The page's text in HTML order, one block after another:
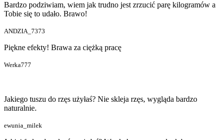
Bardzo podziwiam, wiem jak trudno jest zrzucić parę kilogramów a
Tobie się to udało. Brawo!
ANDZIA_7373
Piękne efekty! Brawa za ciężką pracę
Werka777
Jakiego tuszu do rzęs użyłaś? Nie skleja rzęs, wygląda bardzo
naturalnie.
ewunia_milek